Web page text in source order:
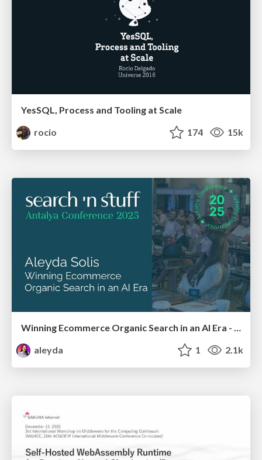
YesSQL, Process and Tooling at Scale
rocio
174 15k
Winning Ecommerce Organic Search in an AI Era - #searchnstuff2025
aleyda
1 2.1k